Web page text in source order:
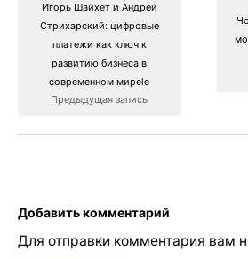
Игорь Шайхет и Андрей
Стрихарский: цифровые
платежи как ключ к
развитию бизнеса в
современном миреle
Предыдущая запись
Добавить комментарий
Для отправки комментария вам